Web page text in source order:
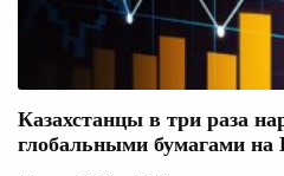
Казахстанцы в три раза
глобальными бумагами на